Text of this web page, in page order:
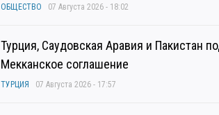
ОБЩЕСТВО 07 Августа 2026 - 18:02
Турция, Саудовская Аравия и Пакистан
Мекканское соглашение
ТУРЦИЯ 07 Августа 2026 - 17:57